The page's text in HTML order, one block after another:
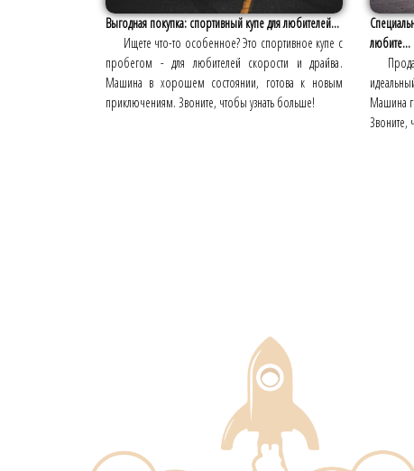
Выгодная покупка: спортивный купе для любителей...
Ищете что-то особенное? Это спортивное купе с
пробегом - для любителей скорости и драйва.
Машина в хорошем состоянии, готова к новым
приключениям. Звоните, чтобы узнать больше!
любите...
Машина
Звоните,